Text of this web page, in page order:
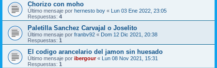
Chorizo con moho
Último mensaje por hernesto boy «
Lun 03 Ene 2022, 23:05
Respuestas: 4
Paletilla Sanchez Carvajal o Joselito
Último mensaje por franbv92 « Dom 12 Dic 2021, 20:38
Respuestas: 1
El codigo arancelario del jamon sin huesado
Último mensaje por ibergour«
Lun 08 Nov 2021, 15:31
Respuestas: 1